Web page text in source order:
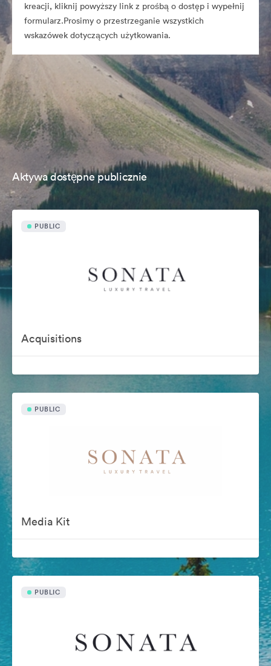
kreacji, kliknij powyższy link z prośbą o dostęp i wypełnij
formularz.Prosimy o przestrzeganie wszystkich
wskazówek dotyczących użytkowania.
Aktywa dostępne publicznie
PUBLIC
Acquisitions
PUBLIC
Media Kit
PUBLIC